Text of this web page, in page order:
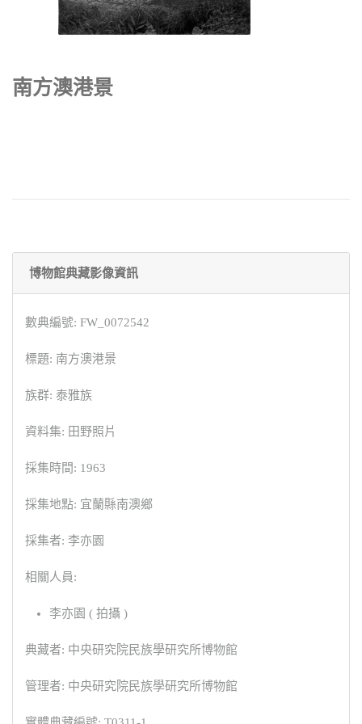
南方澳港景
博物館典藏影像資訊
數典編號: FW_0072542
標題: 南方澳港景
族群: 泰雅族
資料集: 田野照片
採集時間: 1963
採集地點: 宜蘭縣南澳鄉
採集者: 李亦園
相關人員:
李亦園 ( 拍攝 )
典藏者: 中央研究院民族學研究所博物館
管理者: 中央研究院民族學研究所博物館